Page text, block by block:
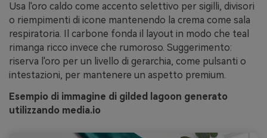
Usa l'oro caldo come accento selettivo per sigilli, divisori
o riempimenti di icone mantenendo la crema come sala
respiratoria. Il carbone fonda il layout in modo che teal
rimanga ricco invece che rumoroso. Suggerimento:
riserva l'oro per un livello di gerarchia, come pulsanti o
intestazioni, per mantenere un aspetto premium.
Esempio di immagine di gilded lagoon generato
utilizzando media.io